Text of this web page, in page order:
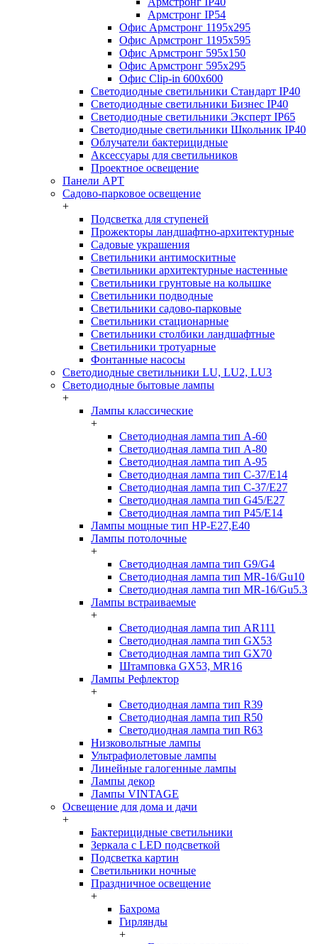
Армстронг IP54
Офис Армстронг 1195x295
Офис Армстронг 1195x595
Офис Армстронг 595x150
Офис Армстронг 595x295
Офис Clip-in 600x600
Светодиодные светильники Стандарт IP40
Светодиодные светильники Бизнес IP40
Светодиодные светильники Эксперт IP65
Светодиодные светильники Школьник IP40
Облучатели бактерицидные
Аксессуары для светильников
Проектное освещение
Панели АРТ
Садово-парковое освещение
+
Подсветка для ступеней
Прожекторы ландшафтно-архитектурные
Садовые украшения
Светильники антимоскитные
Светильники архитектурные настенные
Светильники грунтовые на колышке
Светильники подводные
Светильники садово-парковые
Светильники стационарные
Светильники столбики ландшафтные
Светильники тротуарные
Фонтанные насосы
Светодиодные светильники LU, LU2, LU3
Светодиодные бытовые лампы
+
Лампы классические
+
Светодиодная лампа тип A-60
Светодиодная лампа тип A-80
Светодиодная лампа тип A-95
Светодиодная лампа тип C-37/Е14
Светодиодная лампа тип C-37/Е27
Светодиодная лампа тип G45/E27
Светодиодная лампа тип P45/E14
Лампы мощные тип HP-E27,E40
Лампы потолочные
+
Светодиодная лампа тип G9/G4
Светодиодная лампа тип MR-16/Gu10
Светодиодная лампа тип MR-16/Gu5.3
Лампы встраиваемые
+
Светодиодная лампа тип AR111
Светодиодная лампа тип GX53
Светодиодная лампа тип GX70
Штамповка GX53, MR16
Лампы Рефлектор
+
Светодиодная лампа тип R39
Светодиодная лампа тип R50
Светодиодная лампа тип R63
Низковольтные лампы
Ультрафиолетовые лампы
Линейные галогенные лампы
Лампы декор
Лампы VINTAGE
Освещение для дома и дачи
+
Бактерицидные светильники
Зеркала с LED подсветкой
Подсветка картин
Светильники ночные
Праздничное освещение
+
Бахрома
Гирлянды
+